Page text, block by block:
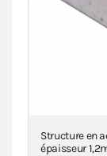
Structure en
épaisseur